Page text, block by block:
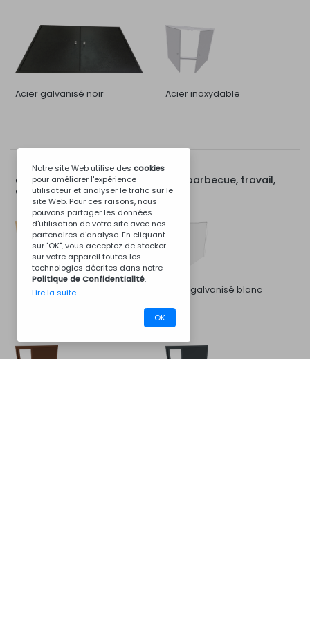
Acier galvanisé noir Acier inoxydable
Options pour: Porte pour module de barbecue, travail,
évier ou poêle de 80 cm
Acier galvanisé blanc
Notre site Web utilise des cookies
pour améliorer l'expérience
utilisateur et analyser le trafic sur le
site Web. Pour ces raisons, nous
pouvons partager les données
d'utilisation de votre site avec nos
partenaires d'analyse. En cliquant
sur "OK", vous acceptez de stocker
sur votre appareil toutes les
technologies décrites dans notre
Politique de Confidentialité.
Lire la suite...
OK